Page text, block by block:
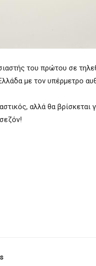
του πρώτου σε
µε τον υπέρμετρο
αλλά θα